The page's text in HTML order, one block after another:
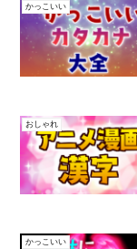
かっこいい
おしゃれ
かっこいい